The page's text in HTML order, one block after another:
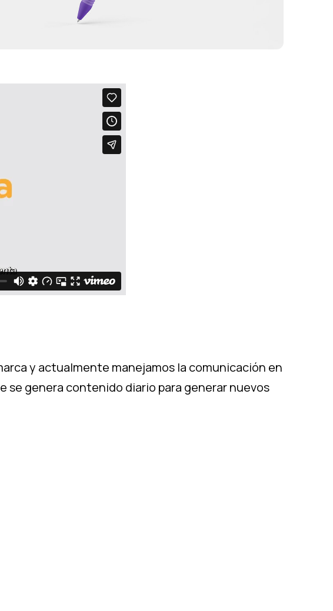
y actualmente manejamos la comunicación en
se genera contenido diario para generar nuevos